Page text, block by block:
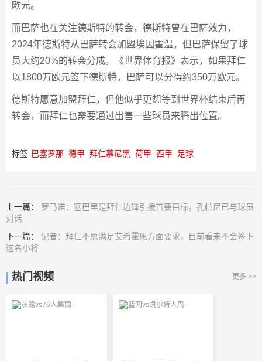
欧元。
而巴萨也在关注德斯特的转会，德斯特曾在巴萨效力，
2024年德斯特从巴萨转会加盟埃因霍温，但巴萨保留了球
员大约20%的转会分成。《世界体育报》表示，如果拜仁
以1800万欧元签下德斯特，巴萨可以分得约350万欧元。
德斯特愿意加盟拜仁，但他似乎更想等到世界杯结束后再
转会，而拜仁也需要通过出售一些球员来腾出位置。
标签 巴塞罗那 德甲 拜仁慕尼黑 荷甲 西甲 足球
上一篇： 罗马诺：塞巴里是拜仁边锋引援首要目标，孔帕尼已与球员
对话
下一篇： 记者：拜仁不愿满足艾希霍恩方面要求，目前看来不会签下
这名小将
热门视频 更多 >>